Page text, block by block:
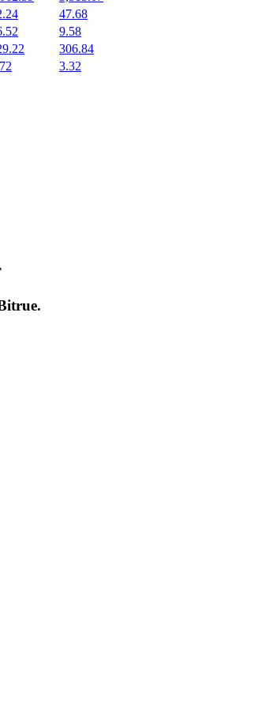
47.68
9.58
306.84
3.32
.